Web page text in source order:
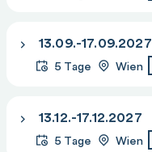
13.09.-17.09.2027
5 Tage Wien
13.12.-17.12.2027
5 Tage Wien